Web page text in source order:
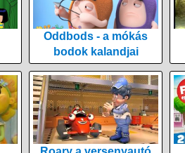
Oddbods - a mókás
bodok kalandjai